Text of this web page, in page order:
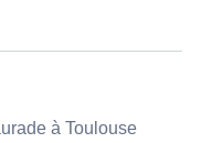
à Toulouse